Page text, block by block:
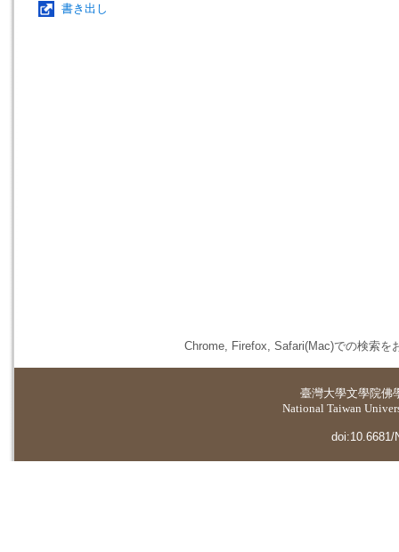
書き出し
Chrome, Firefox, Safari(Mac)での検索を
臺灣大學文學院佛
National Taiwan
doi:10.6681/